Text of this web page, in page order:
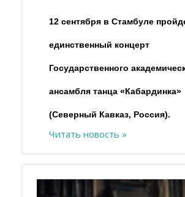
12 сентября в Стамбуле
единственный концерт
Государственного
ансамбля танца «Кабардинка»
(Северный Кавказ, Россия).
Читать новость »